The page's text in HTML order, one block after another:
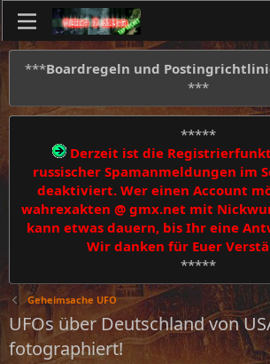
***Boardregeln und
***
*****
Derzeit ist die
russischer Spamanmeldungen im
deaktiviert. Wer einen Account
wahrexakten @ gmx.net mit
kann etwas dauern, bis Ihr eine
Wir danken für Euer
*****
Geheimsache UFO
UFOs über Deutschland von
fotographiert!